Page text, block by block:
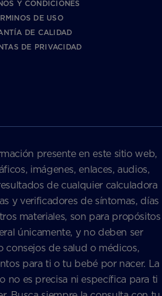
Y CONDICIONES
DE USO
DE CALIDAD
DE PRIVACIDAD
presente en este sitio web,
imágenes, enlaces, audios,
de cualquier calculadora
y verificadores de síntomas, días
materiales, son para propósitos
únicamente, y no deben ser
consejos de salud o médicos,
para ti o tu bebé por nacer. La
no es precisa ni específica para ti